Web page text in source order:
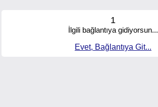
1
İlgili bağlantıya gidiyorsun...
Evet, Bağlantıya Git...